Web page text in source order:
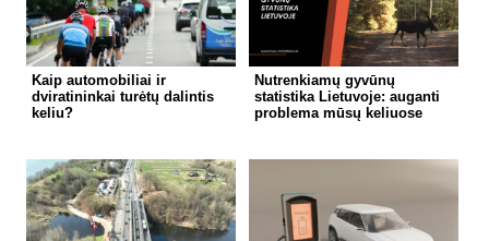
Kaip automobiliai ir
dviratininkai turėtų dalintis
keliu?
Nutrenkiamų gyvūnų
statistika Lietuvoje: auganti
problema mūsų keliuose